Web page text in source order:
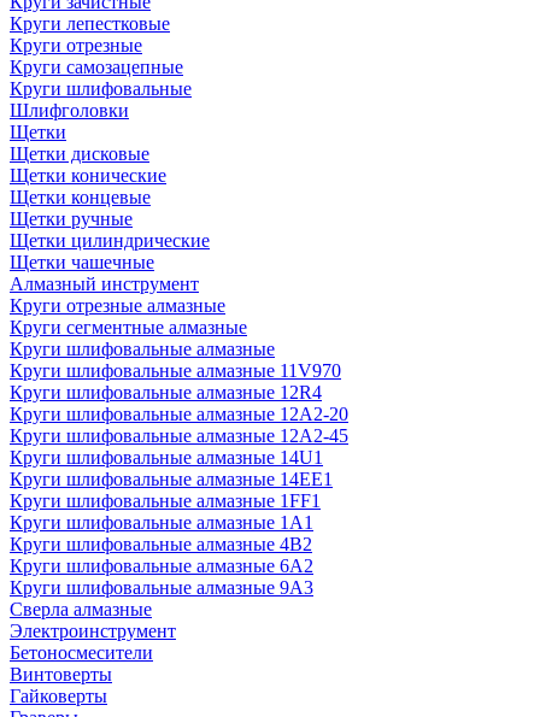
Круги лепестковые
Круги отрезные
Круги самозацепные
Круги шлифовальные
Шлифголовки
Щетки
Щетки дисковые
Щетки конические
Щетки концевые
Щетки ручные
Щетки цилиндрические
Щетки чашечные
Алмазный инструмент
Круги отрезные алмазные
Круги сегментные алмазные
Круги шлифовальные алмазные
Круги шлифовальные алмазные 11V970
Круги шлифовальные алмазные 12R4
Круги шлифовальные алмазные 12А2-20
Круги шлифовальные алмазные 12А2-45
Круги шлифовальные алмазные 14U1
Круги шлифовальные алмазные 14ЕЕ1
Круги шлифовальные алмазные 1FF1
Круги шлифовальные алмазные 1А1
Круги шлифовальные алмазные 4В2
Круги шлифовальные алмазные 6A2
Круги шлифовальные алмазные 9А3
Сверла алмазные
Электроинструмент
Бетоносмесители
Винтоверты
Гайковерты